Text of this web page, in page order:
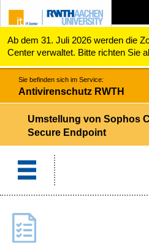
ZUM INHALTSBEREICH
ZUR HAUPTNAVIGATION
ZUR SUCHE
Ab dem 31. Juli 2026 werden die
Center verwaltet. Bitte richten Sie
zu den Zoom-Lizenzen (z.B.
servicedesk@itc.rwth-aachen.de.
Antivirenschutz RWTH
Sie befinden sich im Service:
Antivirenschutz RWTH
Umstellung von Sophos
Secure Endpoint